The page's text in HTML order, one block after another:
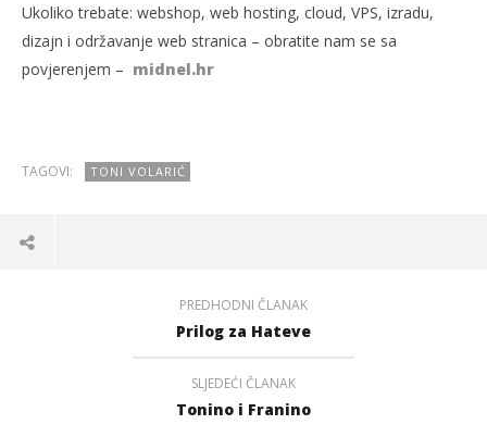
Ukoliko trebate: webshop, web hosting, cloud, VPS, izradu,
dizajn i održavanje web stranica – obratite nam se sa
povjerenjem – midnel.hr
TAGOVI: TONI VOLARIĆ
PREDHODNI ČLANAK
Prilog za Hateve
SLJEDEĆI ČLANAK
Tonino i Franino